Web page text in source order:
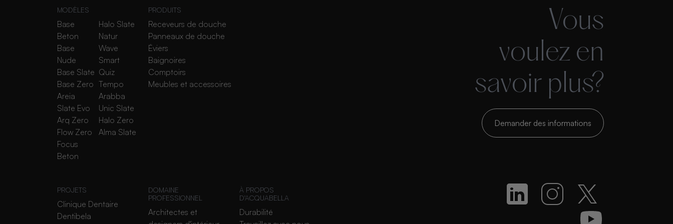
MODÈLES
Base
Beton
Base
Nude
Base Slate
Base Zero
Areia
Slate Evo
Arq Zero
Flow Zero
Focus
Beton
Halo Slate
Natur
Wave
Smart
Quiz
Tempo
Arabba
Unic Slate
Halo Zero
Alma Slate
PRODUITS
Receveurs de douche
Panneaux de douche
Éviers
Baignoires
Comptoirs
Meubles et accessoires
PROJETS
Clinique Dentaire
Dentibela
DOMAINE
PROFESSIONNEL
Architectes et
À PROPOS
D'ACQUABELLA
Durabilité
Vous
voulez en
savoir plus?
Demander des informations